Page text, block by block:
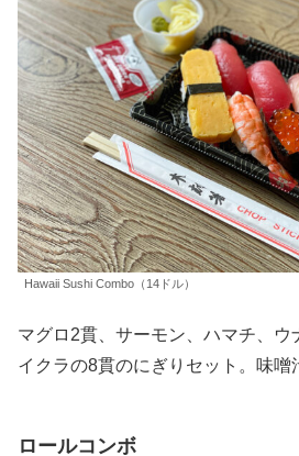
Hawaii Sushi Combo（14ドル）
マグロ2貫、サーモン、ハマチ、ウ
イクラの8貫のにぎりセット。味噌
ロールコンボ